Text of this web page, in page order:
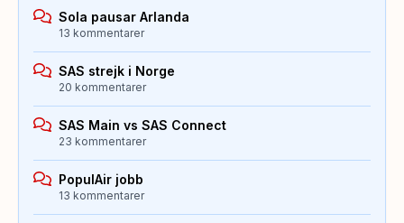
Sola pausar Arlanda
13 kommentarer
SAS strejk i Norge
20 kommentarer
SAS Main vs SAS Connect
23 kommentarer
PopulAir jobb
13 kommentarer